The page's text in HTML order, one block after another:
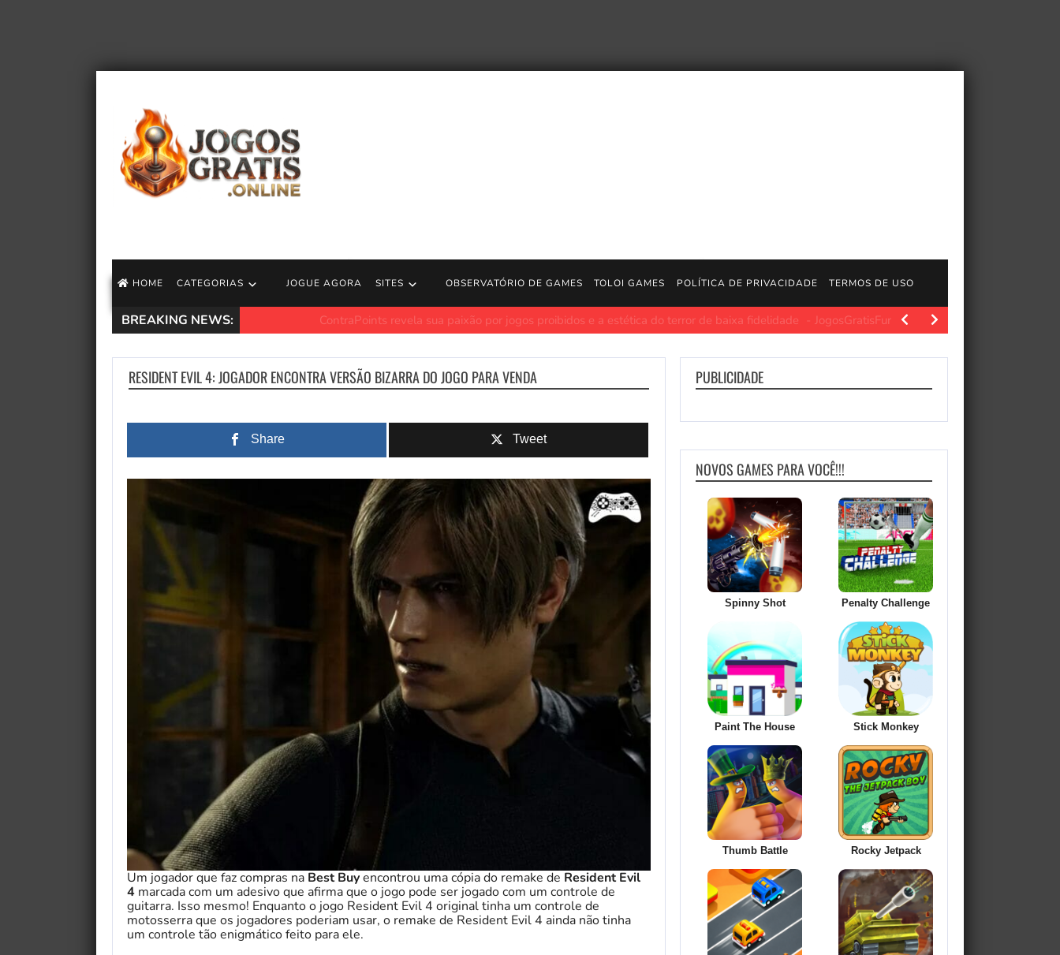
HOME CATEGORIAS JOGUE AGORA SITES OBSERVATÓRIO DE GAMES TOLOI GAMES POLÍTICA DE PRIVACIDADE TERMOS DE USO
BREAKING NEWS: ContraPoints revela sua paixão por jogos proibidos e a estética do terror de baixa fidelidade JogosGratisFun. Polygon.com. Fonte da imagem:
RESIDENT EVIL 4: JOGADOR ENCONTRA VERSÃO BIZARRA DO JOGO PARA VENDA
Share Tweet
Um jogador que faz compras na Best Buyencontrou uma cópia do remake de Resident Evil
4 marcada com um adesivo que afirma que o jogo pode ser jogado com um controle de
guitarra. Isso mesmo! Enquanto o jogo Resident Evil 4 original tinha um controle de
motosserra que os jogadores poderiam usar, o remake de Resident Evil 4 ainda não tinha
um controle tão enigmático feito para ele.
PUBLICIDADE
NOVOS GAMES PARA VOCÊ!!!
Spinny Shot Penalty Challenge
Paint The House Stick Monkey
Thumb Battle Rocky Jetpack